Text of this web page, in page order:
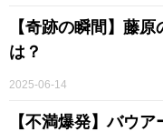
【奇跡の瞬間】藤
は？
2025-06-14
【不満爆発】バウ